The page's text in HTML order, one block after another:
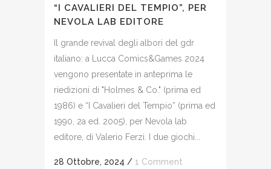
“I CAVALIERI DEL TEMPIO”, PER
NEVOLA LAB EDITORE
Il grande revival degli albori del gdr
italiano: a Lucca Comics&Games 2024
vengono presentate in anteprima le
riedizioni di "Holmes & Co." (prima ed
1986) e “I Cavalieri del Tempio” (prima ed
1990, 2a ed. 2005), per Nevola lab
editore, di Valerio Ferzi. I due giochi...
28 Ottobre, 2024 / 1 Comment